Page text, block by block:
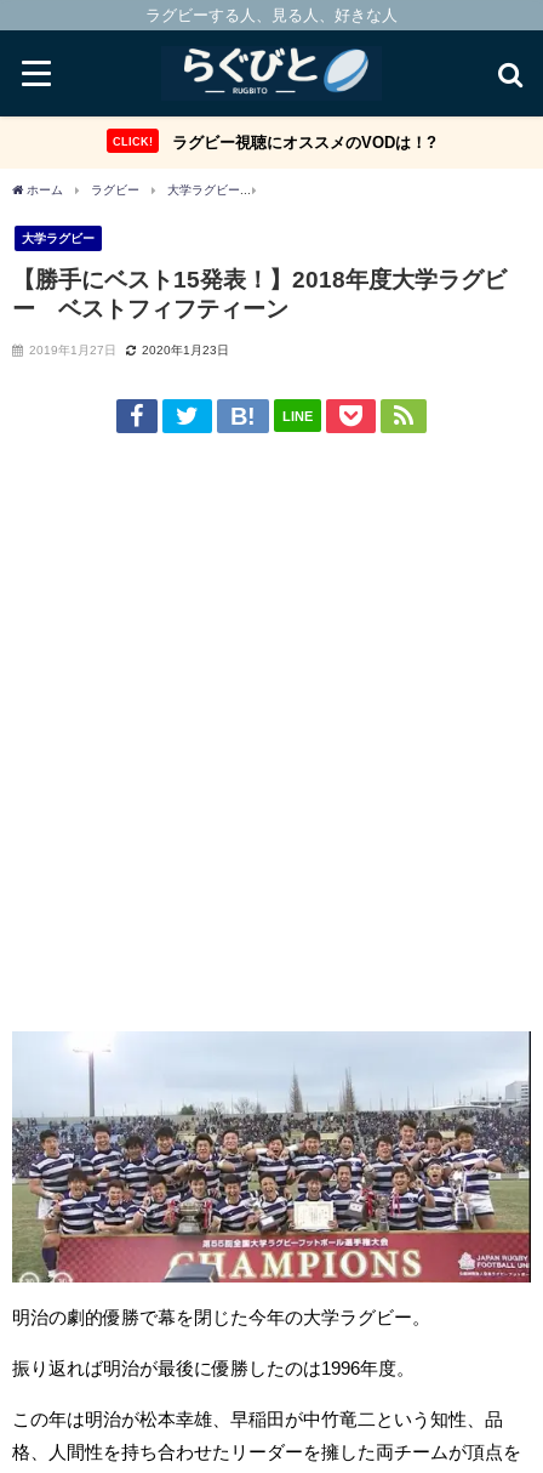
ラグビーする人、見る人、好きな人
CLICK! ラグビー視聴にオススメのVODは！?
ホーム ラグビー 大学ラグビー
大学ラグビー
【勝手にベスト15発表！】2018年度大学ラグビ
ー ベストフィフティーン
2019年1月27日 2020年1月23日
LINE
明治の劇的優勝で幕を閉じた今年の大学ラグビー。
振り返れば明治が最後に優勝したのは1996年度。
この年は明治が松本幸雄、早稲田が中竹竜二という知性、品
格、人間性を持ち合わせたリーダーを擁した両チームが頂点を